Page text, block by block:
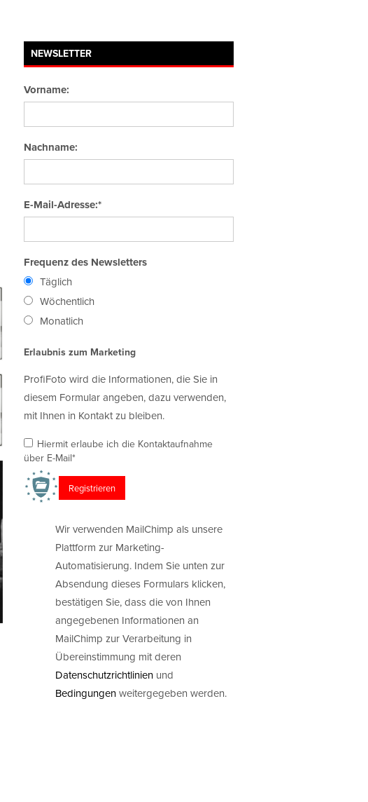
NEWSLETTER
Vorname:
Nachname:
E-Mail-Adresse:*
Frequenz des Newsletters
Täglich
Wöchentlich
Monatlich
Erlaubnis zum Marketing
ProfiFoto wird die Informationen, die Sie in
diesem Formular angeben, dazu verwenden,
mit Ihnen in Kontakt zu bleiben.
Hiermit erlaube ich die Kontaktaufnahme
über E-Mail*
Wir verwenden MailChimp als unsere
Plattform zur Marketing-
Automatisierung. Indem Sie unten zur
Absendung dieses Formulars klicken,
bestätigen Sie, dass die von Ihnen
angegebenen Informationen an
MailChimp zur Verarbeitung in
Übereinstimmung mit deren
Datenschutzrichtlinien und
Bedingungenweitergegeben werden.